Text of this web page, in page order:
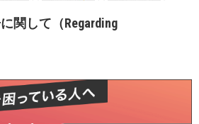
関して（Regarding